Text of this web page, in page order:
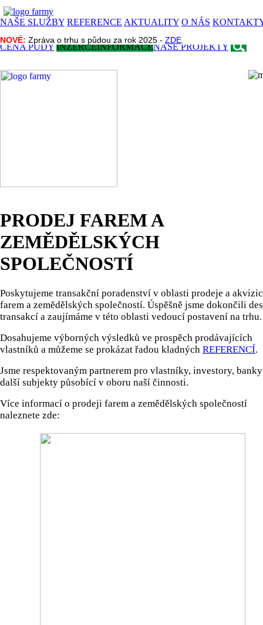
NAŠE SLUŽBY REFERENCE AKTUALITY O NÁS
NOVÉ: Zpráva o trhu s půdou za rok 2025 - ZDE
CENA PŮDY INZERCEINFORMACENAŠE PROJEKTY
NOVÉ: Zpráva o trhu s půdou za rok 2025 - ZDE
PRODEJ FAREM A
ZEMĚDĚLSKÝCH
SPOLEČNOSTÍ
Poskytujeme transakční poradenství v oblasti prodeje a akvizic
farem a zemědělských společností. Úspěšně jsme dokončili
transakcí a zaujímáme v této oblasti vedoucí postavení na trhu.
Dosahujeme výborných výsledků ve prospěch prodávajících
vlastníků a můžeme se prokázat řadou kladných REFERENCÍ.
Jsme respektovaným partnerem pro vlastníky, investory,
další subjekty působící v oboru naší činnosti.
Více informací o prodeji farem a zemědělských společností
naleznete zde: